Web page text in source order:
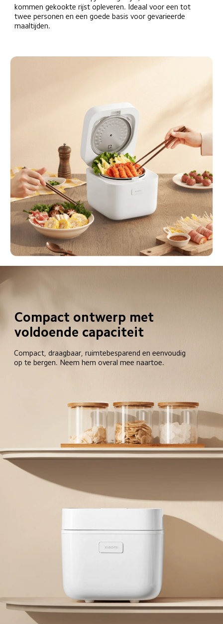
kommen gekookte rijst opleveren. Ideaal voor een tot
twee personen en een goede basis voor gevarieerde
maaltijden.
Compact ontwerp met
voldoende capaciteit
Compact, draagbaar, ruimtebesparend en eenvoudig
op te bergen. Neem hem overal mee naartoe.